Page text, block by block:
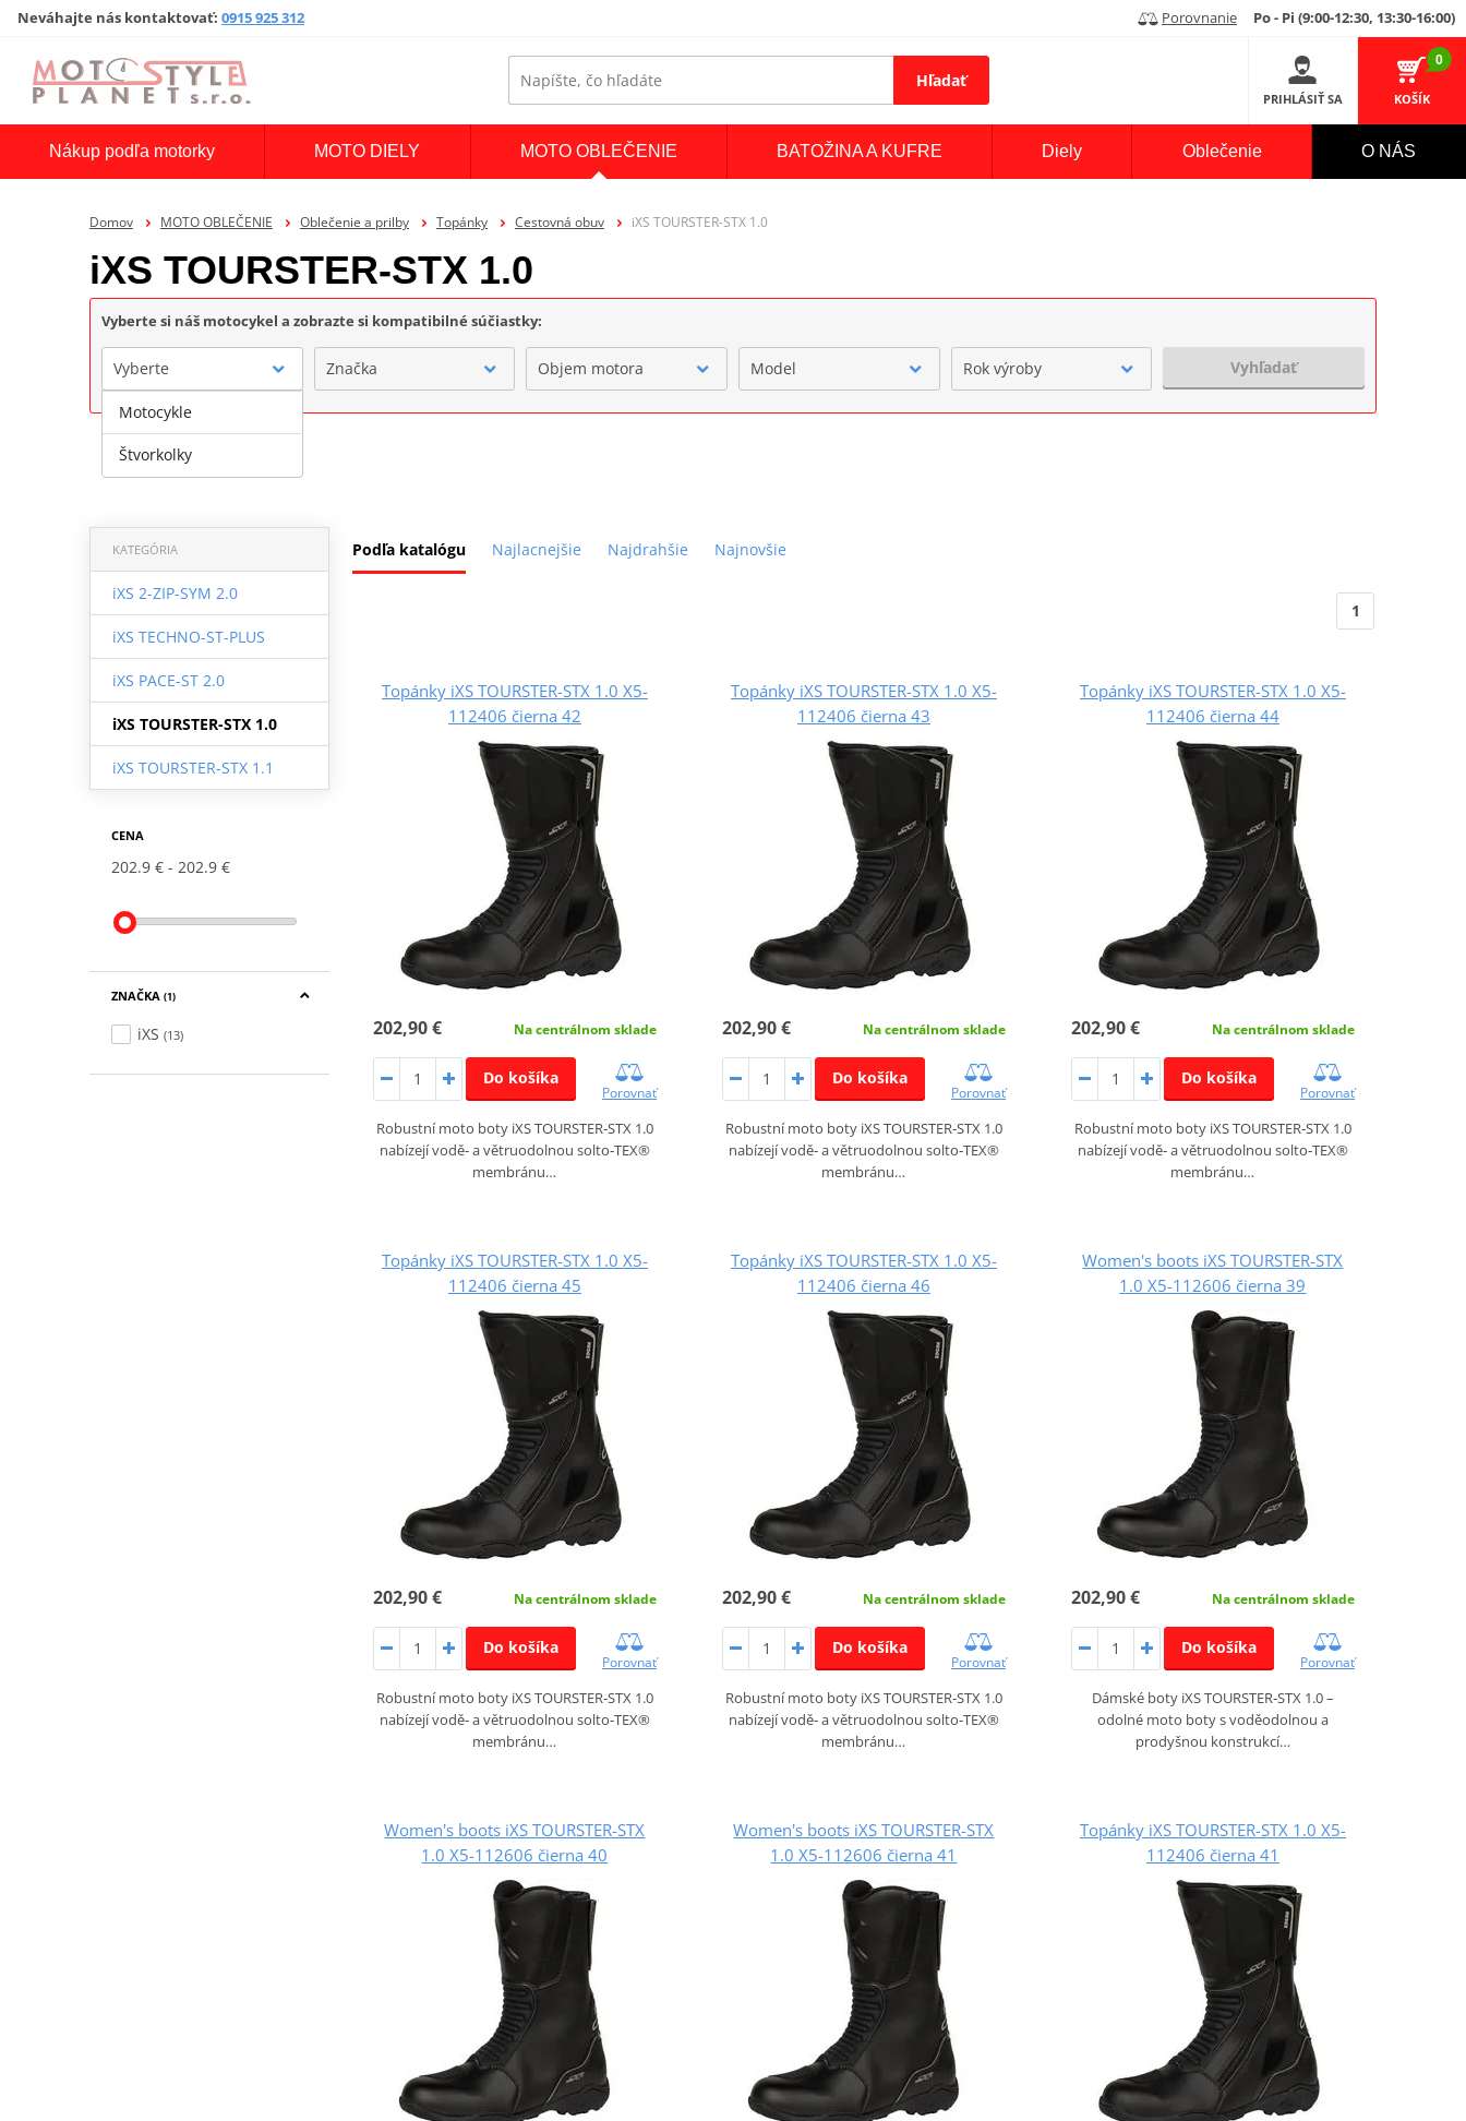
Neváhajte nás kontaktovať: 0915 925 312 Porovnanie Po - Pi (9:00-12:30, 13:30-16:00)
Hľadať
PRIHLÁSIŤ SA
0
KOŠÍK
Nákup podľa motorky MOTO DIELY MOTO OBLEČENIE BATOŽINA A KUFRE Diely Oblečenie O NÁS
Domov MOTO OBLEČENIE Oblečenie a prilby Topánky Cestovná obuv iXS TOURSTER-STX 1.0
iXS TOURSTER-STX 1.0
Vyberte si náš motocykel a zobrazte si kompatibilné súčiastky:
Vyberte Značka Objem motora Model Rok výroby Vyhľadať
Podľa katalógu Najlacnejšie Najdrahšie Najnovšie
KATEGÓRIA
iXS 2-ZIP-SYM 2.0
iXS TECHNO-ST-PLUS
iXS PACE-ST 2.0
iXS TOURSTER-STX 1.0
iXS TOURSTER-STX 1.1
CENA
202.9 € 202.9 €
ZNAČKA (1)
iXS (13)
1
Topánky iXS TOURSTER-STX 1.0 X5-
112406 čierna 42
202,90 € Na centrálnom sklade
Do košíka
Porovnať
Robustní moto boty iXS TOURSTER‑STX 1.0
nabízejí vodě‑ a větruodolnou solto‑TEX®
membránu…
Topánky iXS TOURSTER-STX 1.0 X5-
112406 čierna 43
202,90 € Na centrálnom sklade
Do košíka
Porovnať
Robustní moto boty iXS TOURSTER‑STX 1.0
nabízejí vodě‑ a větruodolnou solto‑TEX®
membránu…
Topánky iXS TOURSTER-STX 1.0 X5-
112406 čierna 44
202,90 € Na centrálnom sklade
Do košíka
Porovnať
Robustní moto boty iXS TOURSTER‑STX 1.0
nabízejí vodě‑ a větruodolnou solto‑TEX®
membránu…
Topánky iXS TOURSTER-STX 1.0 X5-
112406 čierna 45
202,90 € Na centrálnom sklade
Do košíka
Porovnať
Robustní moto boty iXS TOURSTER‑STX 1.0
nabízejí vodě‑ a větruodolnou solto‑TEX®
membránu…
Topánky iXS TOURSTER-STX 1.0 X5-
112406 čierna 46
202,90 € Na centrálnom sklade
Do košíka
Porovnať
Robustní moto boty iXS TOURSTER‑STX 1.0
nabízejí vodě‑ a větruodolnou solto‑TEX®
membránu…
Women's boots iXS TOURSTER-STX
1.0 X5-112606 čierna 39
202,90 € Na centrálnom sklade
Do košíka
Porovnať
Dámské boty iXS TOURSTER‑STX 1.0 –
odolné moto boty s voděodolnou a
prodyšnou konstrukcí…
Women's boots iXS TOURSTER-STX
1.0 X5-112606 čierna 40
Women's boots iXS TOURSTER-STX
1.0 X5-112606 čierna 41
Topánky iXS TOURSTER-STX 1.0 X5-
112406 čierna 41
Motocykle
Štvorkolky